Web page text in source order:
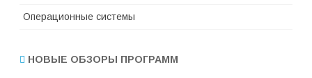
Операционные системы
НОВЫЕ ОБЗОРЫ ПРОГРАММ